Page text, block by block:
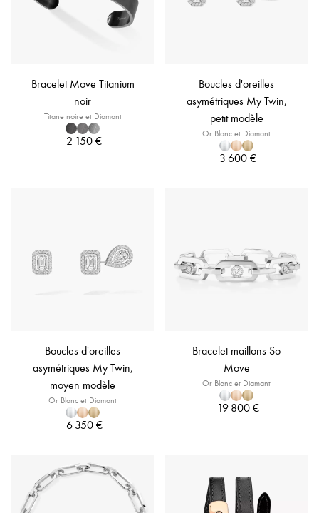
Bracelet Move Titanium
noir
Titane noire et Diamant
2 150 €
Boucles d'oreilles
asymétriques My Twin,
petit modèle
Or Blanc et Diamant
3 600 €
Boucles d'oreilles
asymétriques My Twin,
moyen modèle
Or Blanc et Diamant
6 350 €
Bracelet maillons So
Move
Or Blanc et Diamant
19 800 €